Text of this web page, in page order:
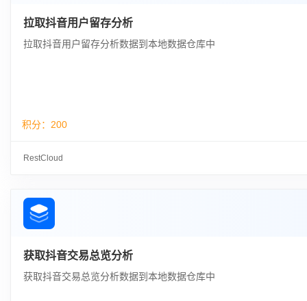
拉取抖音用户留存分析
拉取抖音用户留存分析数据到本地数据仓库中
积分： 200
RestCloud
获取抖音交易总览分析
获取抖音交易总览分析数据到本地数据仓库中